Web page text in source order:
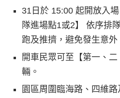
31日於 15:00 起開放入
隊進場點1或2】 依序排
跑及推擠，避免發生意外
開車民眾可至【第一、
輛。
園區周圍臨海路、四維